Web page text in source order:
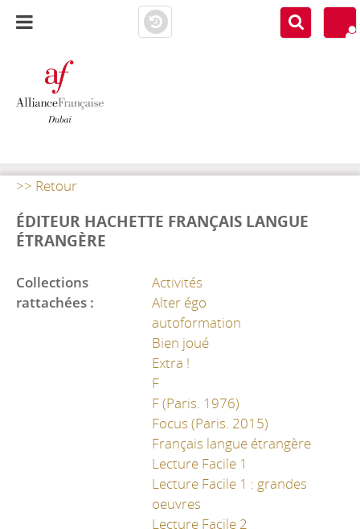
>> Retour
ÉDITEUR HACHETTE FRANÇAIS LANGUE
ÉTRANGÈRE
Collections
rattachées :
Activités
Alter égo
autoformation
Bien joué
Extra !
F
F (Paris. 1976)
Focus (Paris. 2015)
Français langue étrangère
Lecture Facile 1
Lecture Facile 1 : grandes
oeuvres
Lecture Facile 2